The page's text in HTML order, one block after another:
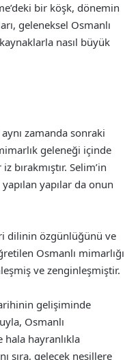
bir köşk, dönemin
geleneksel Osmanlı
nasıl büyük
zamanda sonraki
geleneği içinde
Selim’in
yapılar da onun
dilinin özgünlüğünü ve
Osmanlı mimarlığı
ve zenginleşmiştir.
gelişiminde
Osmanlı
hayranlıkla
sıra, gelecek nesillere